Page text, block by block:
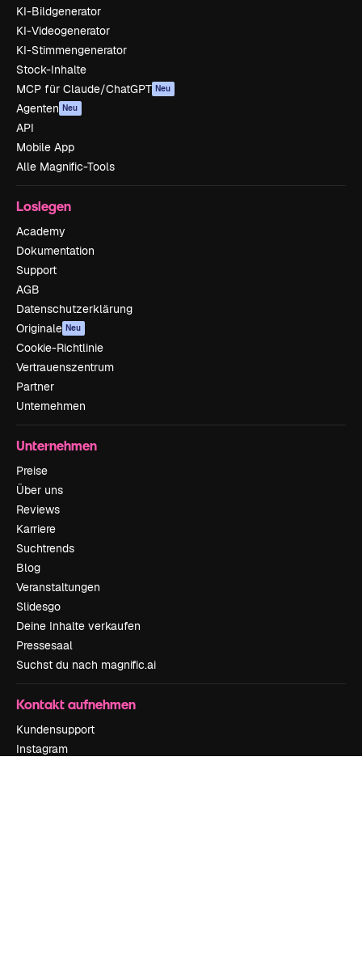
KI-Bildgenerator
KI-Videogenerator
KI-Stimmengenerator
Stock-Inhalte
MCP für Claude/ChatGPT Neu
Agenten Neu
API
Mobile App
Alle Magnific-Tools
Loslegen
Academy
Dokumentation
Support
AGB
Datenschutzerklärung
Originale Neu
Cookie-Richtlinie
Vertrauenszentrum
Partner
Unternehmen
Unternehmen
Preise
Über uns
Reviews
Karriere
Suchtrends
Blog
Veranstaltungen
Slidesgo
Deine Inhalte verkaufen
Pressesaal
Suchst du nach magnific.ai
Kontakt aufnehmen
Kundensupport
Instagram